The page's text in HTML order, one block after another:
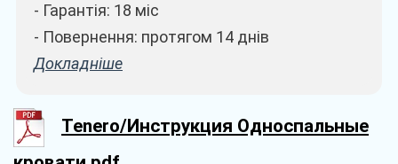
- Гарантія: 18 міс
- Повернення: протягом 14 днів
Докладніше
Tenero/Инструкция Односпальные